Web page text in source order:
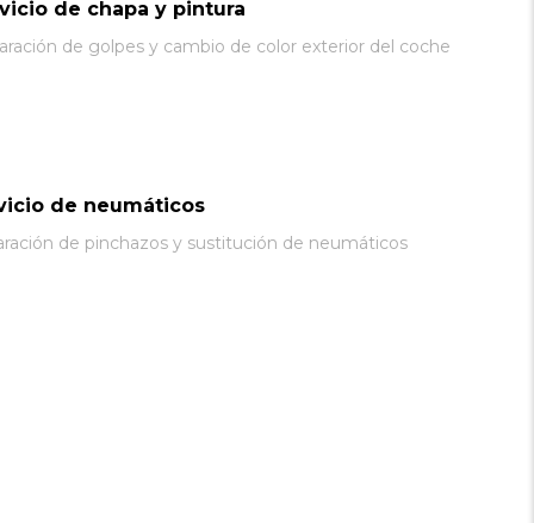
de chapa y pintura
de golpes y cambio de color exterior del coche
de neumáticos
de pinchazos y sustitución de neumáticos